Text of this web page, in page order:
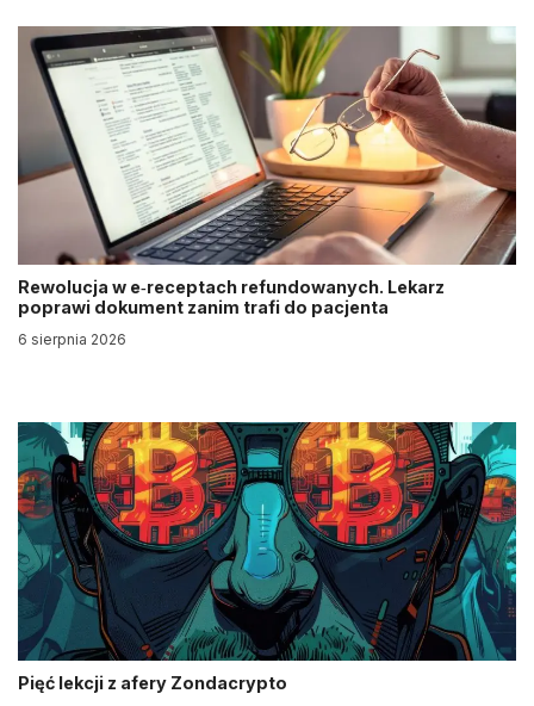
Rewolucja w e‑receptach refundowanych. Lekarz
poprawi dokument zanim trafi do pacjenta
6 sierpnia 2026
Pięć lekcji z afery Zondacrypto